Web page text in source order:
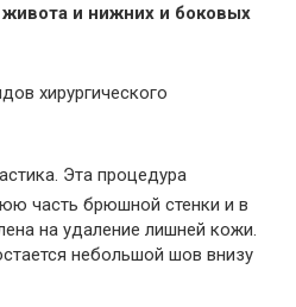
и нижних и боковых
хирургического
Эта процедура
часть брюшной стенки и в
на удаление лишней кожи.
небольшой шов внизу